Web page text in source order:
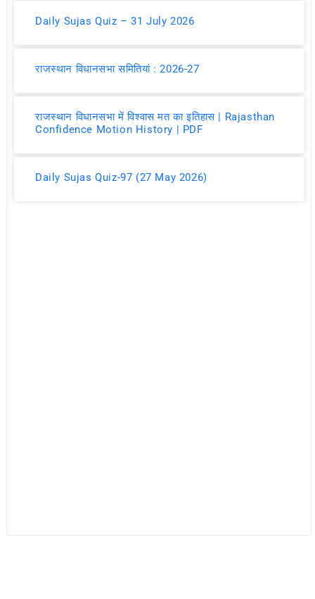
Daily Sujas Quiz – 31 July 2026
राजस्थान विधानसभा समितियां : 2026-27
राजस्थान विधानसभा में विश्वास मत का इतिहास | Rajasthan
Confidence Motion History | PDF
Daily Sujas Quiz-97 (27 May 2026)